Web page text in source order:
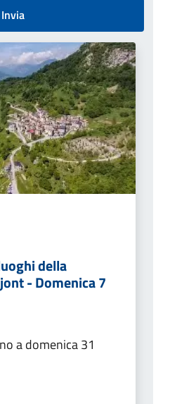
Invia
della
- Domenica 7
a domenica 31